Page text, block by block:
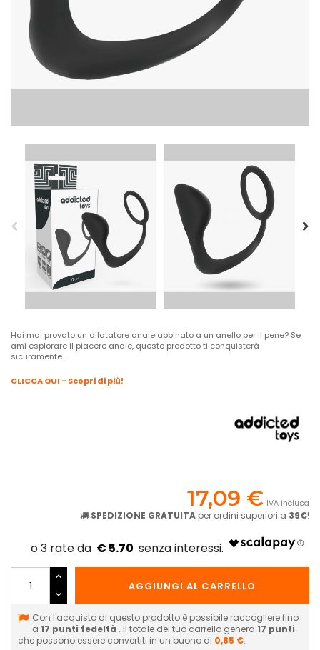
Hai mai provato un dilatatore anale abbinato a un anello per il pene? Se
ami esplorare il piacere anale, questo prodotto ti conquisterà
sicuramente.
CLICCA QUI - Scopri di più!
17,09 € IVA inclusa
SPEDIZIONE GRATUITA per ordini superiori a 39€!
€ 5.70
AGGIUNGI AL CARRELLO
Con l'acquisto di questo prodotto è possibile raccogliere fino
a 17 punti fedeltà . Il totale del tuo carrello genera 17 punti
che possono essere convertiti in un buono di 0,85 €.